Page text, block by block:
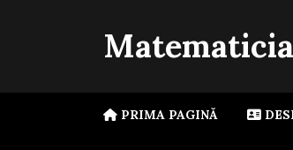
PRIMA PAGINĂ